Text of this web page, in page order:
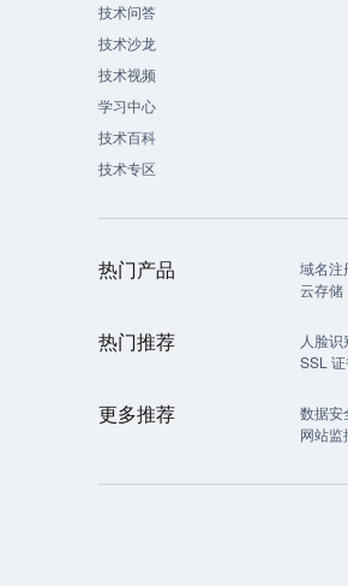
技术问答
技术沙龙
技术视频
学习中心
技术百科
技术专区
热门产品 域名注
云存储
热门推荐 人脸识
SSL
更多推荐 数据安
网站监